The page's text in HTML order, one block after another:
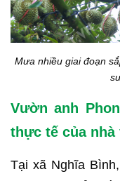
Mưa nhiều giai đoạn
Vườn anh
thực tế của
Tại xã Nghĩa